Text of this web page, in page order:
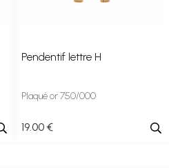
Pendentif lettre H
Plaqué or 750/000
19.00 €